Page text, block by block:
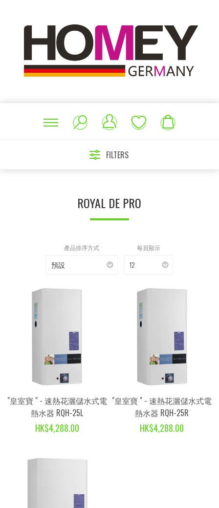
FILTERS
ROYAL DE PRO
產品排序方式
預設
每頁顯示
12
"皇室寶 " - 速熱花灑儲水式電
熱水器 RQH-25L
HK$4,288.00
"皇室寶 " - 速熱花灑儲水式電
熱水器 RQH-25R
HK$4,288.00